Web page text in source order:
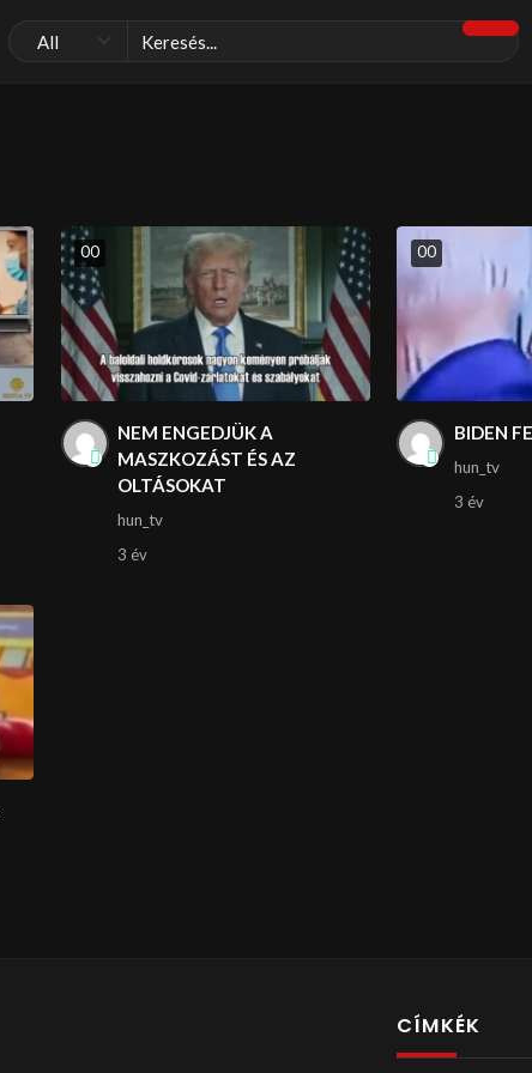
00
NEM ENGEDJÜK A
MASZKOZÁST ÉS AZ
OLTÁSOKAT
hun_tv
3 év
00
BIDEN
hun_tv
3 év
CÍMKÉK